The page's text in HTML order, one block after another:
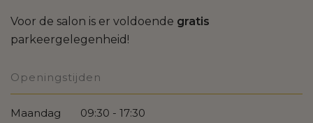
Voor de salon is er voldoende gratis
parkeergelegenheid!
Openingstijden
Maandag
09:30 - 17:30